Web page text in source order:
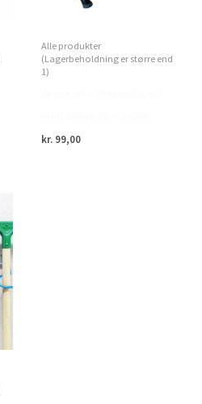
Alle produkter
(Lagerbeholdning er større end
1)
kr. 99,00